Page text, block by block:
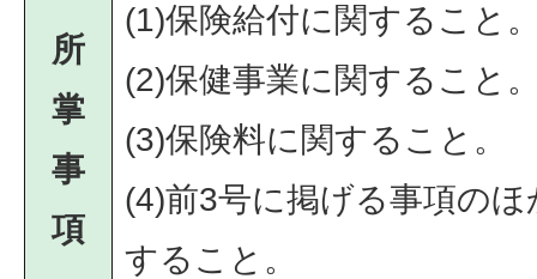
所
掌
事
項
(1)保険給付に関すること
(2)保健事業に関すること
(3)保険料に関すること。
(4)前3号に掲げる事項の
すること。